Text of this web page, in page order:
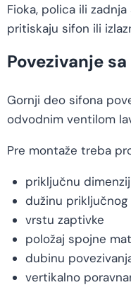
Fioka, polica ili
pritiskaju sifon ili
Povezivanje
Gornji deo sifona
odvodnim ventilom
Pre montaže treba
priključnu
dužinu priključnog
vrstu zaptivke
položaj spojne
dubinu
vertikalno